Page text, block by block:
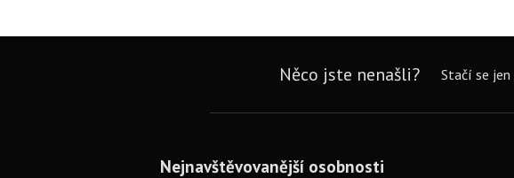
Něco jste nenašli? Stačí se jen
Nejnavštěvovanější osobnosti